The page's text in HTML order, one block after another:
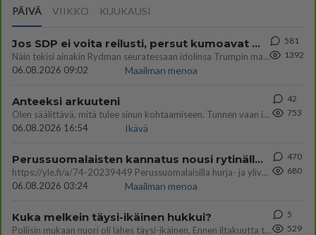
PÄIVÄ VIIKKO KUUKAUSI
Jos SDP ei voita reilusti, persut kumoavat demokratian Suomesta
Näin tekisi ainakin Rydman seuratessaan idolinsa Trumpin mallia https://www.is.fi/politiikka/art-2000012187244.html
06.08.2026 09:02
Maailman menoa
581
1392
Anteeksi arkuuteni
Olen säälittävä, mitä tulee sinun kohtaamiseen. Tunnen vaan itseni todella epävarmaksi sun kanssa. Jos minun olisi pitän
06.08.2026 16:54
Ikävä
42
753
Perussuomalaisten kannatus nousi rytinällä Ylen tänään julkaisemassa tuoreimmassa gallup-kyselyssä.
https://yle.fi/a/74-20239449 Perussuomalaisilla hurja- ja ylivoimaisesti suurin nousu tässä uudessa Ylen gallupissa. Kyl
06.08.2026 03:24
Maailman menoa
470
680
Kuka melkein täysi-ikäinen hukkui?
Poliisin mukaan nuori oli lähes täysi-ikäinen. Ennen iltakuutta tulleen ilmoituksen mukaan ihminen oli joutunut mahdoll
5
529